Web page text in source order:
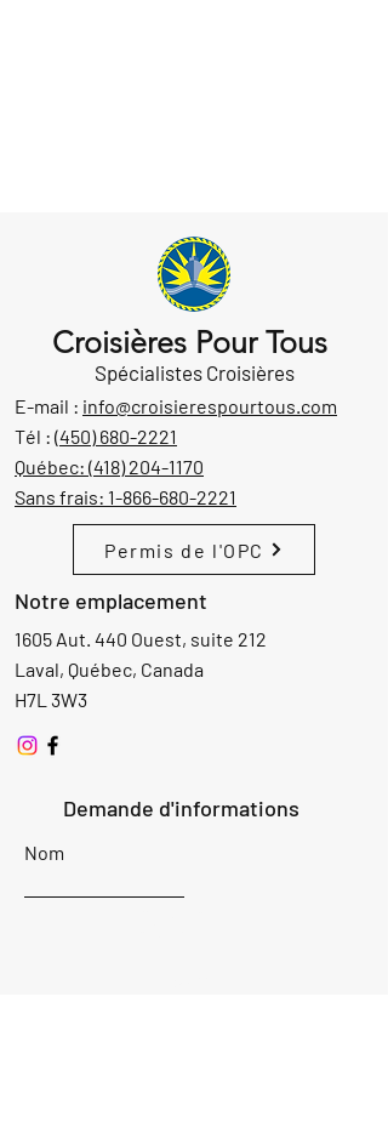
Croisières Pour Tous
Spécialistes Croisières
E-mail : info@croisierespourtous.com
Tél : (450) 680-2221
Québec: (418) 204-1170
Sans frais: 1-866-680-2221
Permis de l'OPC
Notre emplacement
1605 Aut. 440 Ouest, suite 212
Laval, Québec, Canada
H7L 3W3
Demande d'informations
Nom